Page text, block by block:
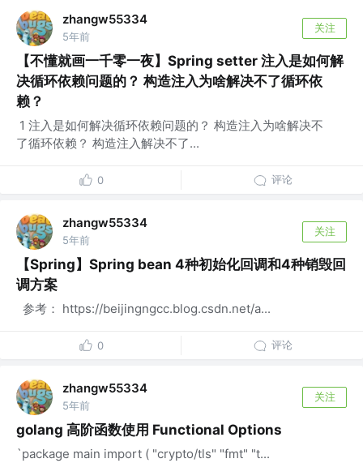
zhangw55334
5年前
关注
【不懂就画一千零一夜】Spring setter 注入是如何解
决循环依赖问题的？ 构造注入为啥解决不了循环依
赖？
​ 1 注入是如何解决循环依赖问题的？ 构造注入为啥解决不
了循环依赖？ 构造注入解决不了...
0 评论
zhangw55334
5年前
关注
【Spring】Spring bean 4种初始化回调和4种销毁回
调方案
​ ​​ 参考： https://beijingngcc.blog.csdn.net/a...
0 评论
zhangw55334
5年前
关注
golang 高阶函数使用 Functional Options
`package main import ( "crypto/tls" "fmt" "t...